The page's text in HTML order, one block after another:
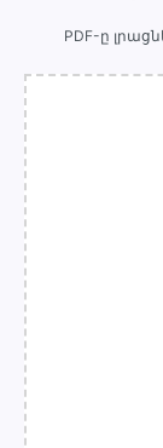
PDF-ը